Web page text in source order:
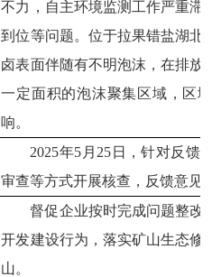
不力，自主环境监测工作严重滞
到位等问题。位于拉果错盐湖北
卤表面伴随有不明泡沫，在排放
一定面积的泡沫聚集区域，区
响。
2025年5 月 25 日，针对反馈
审查等方式开展核查 ， 反馈意见
督促企业按时完成问题整改
开发建设行为，落实矿山生态修
山。